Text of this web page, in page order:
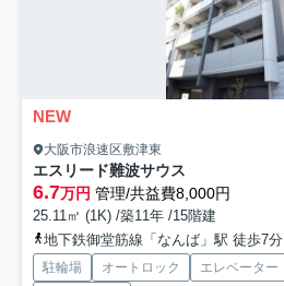
NEW
大阪市浪速区敷津東
エスリード難波サウス
6.7万円 管理/共益費8,000円
25.11㎡ (1K) /築11年 /15階建
地下鉄御堂筋線「なんば」駅 徒歩7分
駐輪場 オートロック エレベーター